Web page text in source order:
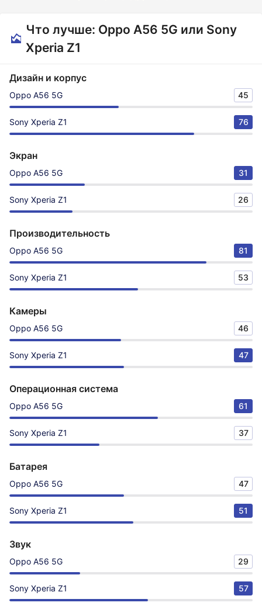
Что лучше: Oppo A56 5G или Sony
Xperia Z1
Дизайн и корпус
Oppo A56 5G 45
Sony Xperia Z1 76
Экран
Oppo A56 5G 31
Sony Xperia Z1 26
Производительность
Oppo A56 5G 81
Sony Xperia Z1 53
Камеры
Oppo A56 5G 46
Sony Xperia Z1 47
Операционная система
Oppo A56 5G 61
Sony Xperia Z1 37
Батарея
Oppo A56 5G 47
Sony Xperia Z1 51
Звук
Oppo A56 5G 29
Sony Xperia Z1 57